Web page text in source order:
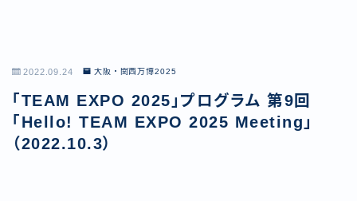
2022.09.24 大阪・関西万博2025
「TEAM EXPO 2025」プログラム 第9回
「Hello! TEAM EXPO 2025 Meeting」
（2022.10.3）